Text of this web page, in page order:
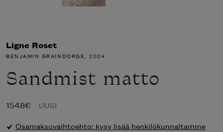
Ligne Roset
BENJAMIN GRAINDORGE, 2024
Sandmist matto
1548€
UUSI
Osamaksuvaihtoehto: kysy lisää henkilökunnaltamme